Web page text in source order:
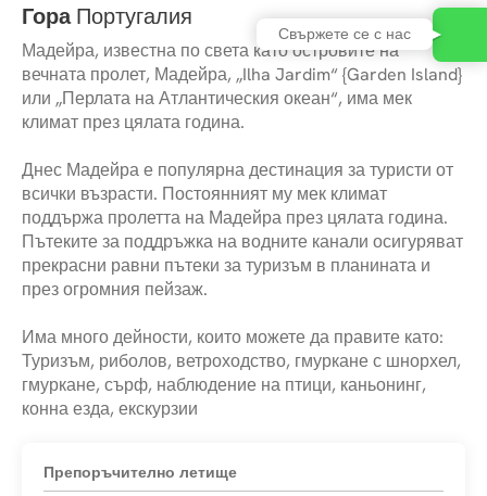
ГораПортугалия
Мадейра, известна по света като островите на
вечната пролет, Мадейра, „Ilha Jardim“ {Garden Island}
или „Перлата на Атлантическия океан“, има мек
климат през цялата година.
Днес Мадейра е популярна дестинация за туристи от
всички възрасти. Постоянният му мек климат
поддържа пролетта на Мадейра през цялата година.
Пътеките за поддръжка на водните канали осигуряват
прекрасни равни пътеки за туризъм в планината и
през огромния пейзаж.
Има много дейности, които можете да правите като:
Туризъм, риболов, ветроходство, гмуркане с шнорхел,
гмуркане, сърф, наблюдение на птици, каньонинг,
Препоръчително летище
Свържете се с нас